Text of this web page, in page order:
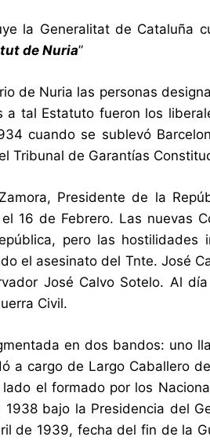
la Generalitat de Cataluña
de Nuria”
de Nuria las personas
a tal Estatuto fueron los
cuando se sublevó
Tribunal de Garantías
Presidente de la
16 de Febrero. Las nuevas
pero las
el asesinato del Tnte. José
José Calvo Sotelo. Al
Civil.
en dos bandos: uno
a cargo de Largo Caballero
el formado por los
bajo la Presidencia del
de 1939, fecha del fin de la